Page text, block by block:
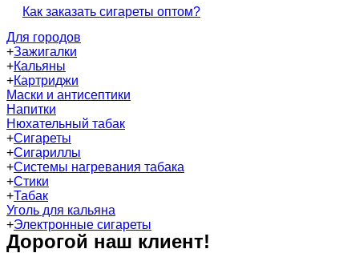
Как заказать сигареты оптом?
Для городов
+Зажигалки
+Кальяны
+Картриджи
Маски и антисептики
Напитки
Нюхательный табак
+Сигареты
+Сигариллы
+Системы нагревания табака
+Стики
+Табак
Уголь для кальяна
+Электронные сигареты
Дорогой наш клиент!